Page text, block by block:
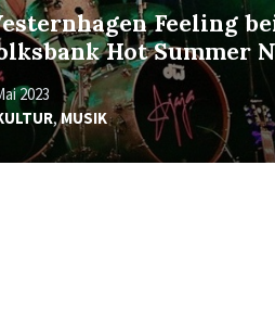
Feeling
Hot Summer
2023
,MUSIK